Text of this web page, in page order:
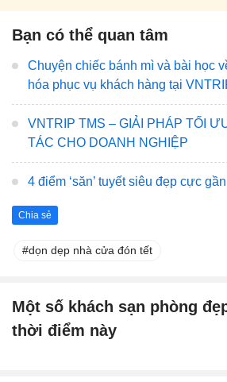
Bạn có thể quan tâm
Chuyện chiếc bánh mì và bài học
hóa phục vụ khách hàng tại
VNTRIP TMS – GIẢI PHÁP TỐI
TÁC CHO DOANH NGHIỆP
4 điểm ‘săn’ tuyết siêu đẹp cực
Chia sẻ
dọn dẹp nhà cửa đón tết
Một số khách sạn phòng
thời điểm này